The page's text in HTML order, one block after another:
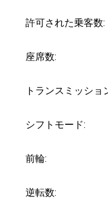
許可された乗客数:
座席数:
トランスミッショ
シフトモード:
前輪:
逆転数: